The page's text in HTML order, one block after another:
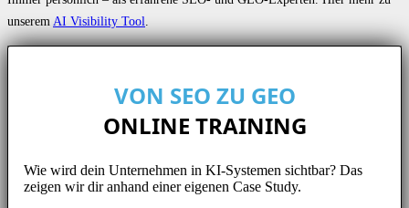
unseremAI Visibility Tool.
VON SEO ZU GEO
ONLINE TRAINING
Wie wird dein Unternehmen in KI-Systemen sichtbar? Das
zeigen wir dir anhand einer eigenen Case Study.